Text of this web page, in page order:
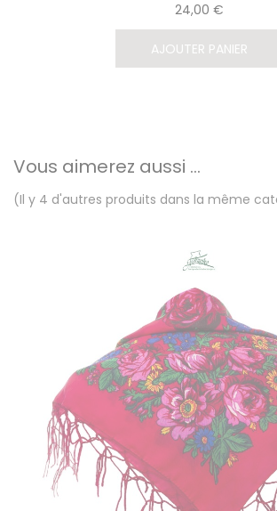
24,00 €
AJOUTER PANIER
Vous aimerez aussi ...
(Il y 4 d'autres produits dans la même